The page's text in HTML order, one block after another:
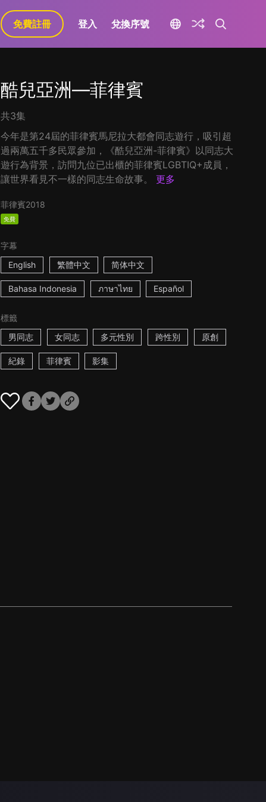
免費註冊 登入 兌換序號
酷兒亞洲—菲律賓
共3集
今年是第24屆的菲律賓馬尼拉大都會同志遊行，吸引超
過兩萬五千多民眾參加，《酷兒亞洲-菲律賓》以同志大
遊行為背景，訪問九位已出櫃的菲律賓LGBTIQ+成員，
讓世界看見不一樣的同志生命故事。
更多
菲律賓2018
免費
字幕
English
繁體中文 简体中文
Bahasa Indonesia ภาษาไทย Español
標籤
男同志
女同志 多元性別 跨性別 原創
紀錄 菲律賓 影集